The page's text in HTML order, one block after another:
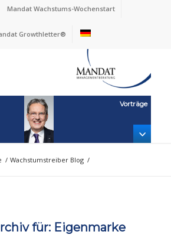
Mandat Wachstums-Wochenstart
Growthletter®
Vorträge
/ Wachstumstreiber Blog /
für: Eigenmarke